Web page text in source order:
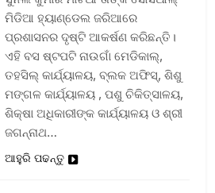
ମିଡିଆ ହ୍ୟାଣ୍ଡେଲ ଜରିଆରେ
ପ୍ରଶାସନର ଦୃଷ୍ଟି ଆକର୍ଷଣ କରିଛନ୍ତି।
ଏହି ବସ ଷ୍ଟପଟି ନାଉଗାଁ ମେଡିକାଲ୍‌,
ତହସିଲ୍‌ କାର୍ଯ୍ୟାଳୟ, ବ୍ଲକ ଅଫିସ୍‌, ଶିଶୁ
ମଙ୍ଗଳ କାର୍ଯ୍ୟାଳୟ , ପଶୁ ଚିକିତ୍ସାଳୟ,
ଶିକ୍ଷା ଅଧିକାରୀଙ୍କ କାର୍ଯ୍ୟାଳୟ ଓ ଶ୍ରୀ
ଜଗନ୍ନାଥ…
ଆହୁରି ପଢନ୍ତୁ